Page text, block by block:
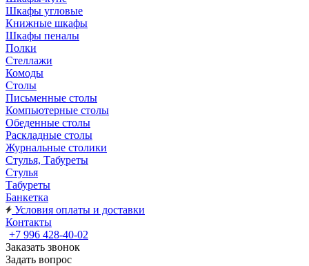
Шкафы угловые
Книжные шкафы
Шкафы пеналы
Полки
Стеллажи
Комоды
Столы
Письменные столы
Компьютерные столы
Обеденные столы
Раскладные столы
Журнальные столики
Стулья, Табуреты
Стулья
Табуреты
Банкетка
Условия оплаты и доставки
Контакты
+7 996 428-40-02
Заказать звонок
Задать вопрос